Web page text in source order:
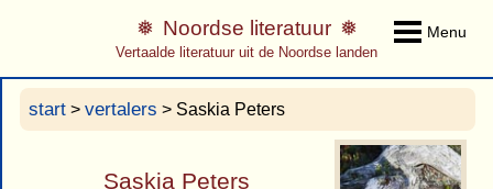
Menu
Noordse literatuur
Vertaalde literatuur uit de Noordse landen
start > vertalers > Saskia Peters
Saskia Peters